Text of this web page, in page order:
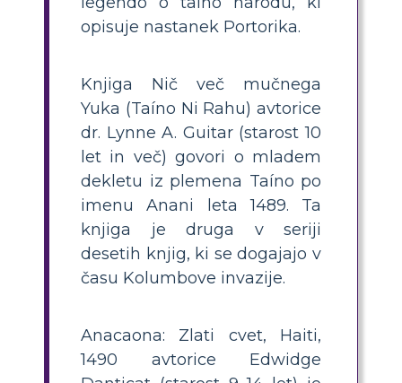
opisuje nastanek Portorika.
Knjiga Nič več mučnega
Yuka (Taíno Ni Rahu) avtorice
dr. Lynne A. Guitar (starost 10
let in več) govori o mladem
dekletu iz plemena Taíno po
imenu Anani leta 1489. Ta
knjiga je druga v seriji
desetih knjig, ki se dogajajo v
času Kolumbove invazije.
Anacaona: Zlati cvet, Haiti,
1490 avtorice Edwidge